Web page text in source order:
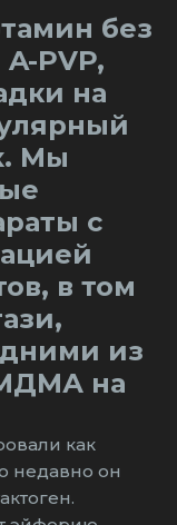
без
PVP,
на
Мы
с
в том
из
на
как
недавно он